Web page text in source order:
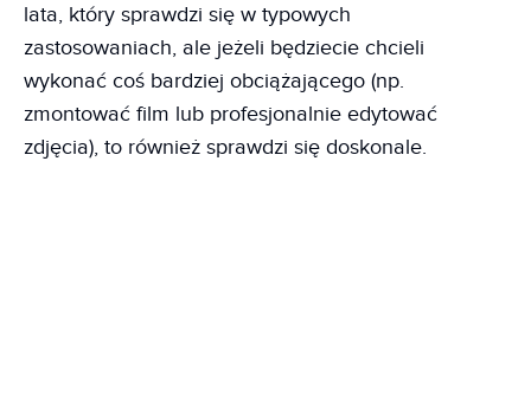
lata, który sprawdzi się w typowych
zastosowaniach, ale jeżeli będziecie chcieli
wykonać coś bardziej obciążającego (np.
zmontować film lub profesjonalnie edytować
zdjęcia), to również sprawdzi się doskonale.